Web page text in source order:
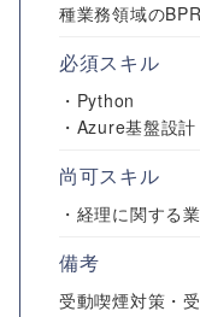
種業務領域の
必須スキル
・Python
・Azure基盤設
尚可スキル
・経理に関する
備考
受動喫煙対策・